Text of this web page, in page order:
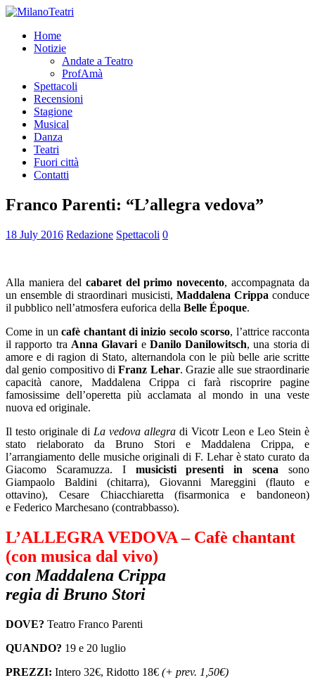
Home
Notizie
Andate a Teatro
ProfAmà
Spettacoli
Recensioni
Stagione
Musical
Danza
Teatri
Fuori città
Contatti
Franco Parenti: “L’allegra vedova”
18 July 2016 Redazione Spettacoli 0
Alla maniera del cabaret del primo novecento, accompagnata da
un ensemble di straordinari musicisti, Maddalena Crippa conduce
il pubblico nell’atmosfera euforica della Belle Époque.
Come in uncafè chantant di inizio secolo scorso, l’attrice racconta
il rapporto tra Anna Glavari e Danilo Danilowitsch, una storia di
amore e di ragion di Stato, alternandola con le più belle arie scritte
dal genio compositivo diFranz Lehar. Grazie alle sue straordinarie
capacità canore, Maddalena Crippa ci farà riscoprire pagine
famosissime dell’operetta più acclamata al mondo in una veste
nuova ed originale.
Il testo originale di La vedova allegra di Vicotr Leon e Leo Stein è
stato rielaborato da Bruno Stori e Maddalena Crippa, e
l’arrangiamento delle musiche originali di F. Lehar è stato curato da
Giacomo Scaramuzza. I musicisti presenti in scena sono
Giampaolo Baldini (chitarra), Giovanni Mareggini (flauto e
ottavino), Cesare Chiacchiaretta (fisarmonica e bandoneon)
e Federico Marchesano (contrabbasso).
L’ALLEGRA VEDOVA – Cafè chantant
(con musica dal vivo)
con Maddalena Crippa
regia di Bruno Stori
DOVE? Teatro Franco Parenti
QUANDO? 19 e 20 luglio
PREZZI: Intero 32€, Ridotto 18€ (+ prev. 1,50€)